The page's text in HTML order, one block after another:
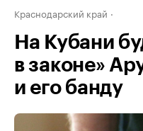
Краснодарский край
На Кубани
в законе»
и его банду